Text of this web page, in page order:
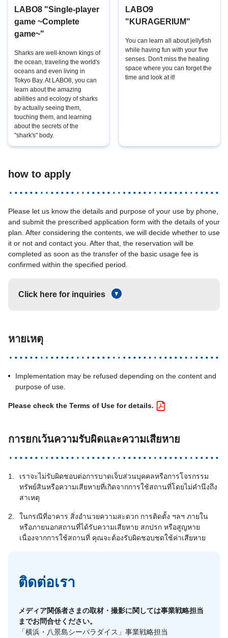
LABO8 "Single-player
game ~Complete
game~"
Sharks are well-known kings of
the ocean, traveling the world's
oceans and even living in
Tokyo Bay. At LABO8, you can
learn about the amazing
abilities and ecology of sharks
by actually seeing them,
touching them, and learning
about the secrets of the
"shark's" body.
LABO9
"KURAGERIUM"
You can learn all about jellyfish
while having fun with your five
senses. Don't miss the healing
space where you can forget the
time and look at it!
how to apply
Please let us know the details and purpose of your use by phone,
and submit the prescribed application form with the details of your
plan. After considering the contents, we will decide whether to use
it or not and contact you. After that, the reservation will be
completed as soon as the transfer of the basic usage fee is
confirmed within the specified period.
Click here for inquiries
หายเหตุ
Implementation may be refused depending on the content and
purpose of use.
Please check the Terms of Use for details.
การยกเว้นความรับผิดและความเสียหาย
1.
เราจะไม่รับผิดชอบต่อการบาดเจ็บส่วนบุคคลหรือการโจรกรรม
ทรัพย์สินหรือความเสียหายที่เกิดจากการใช้สถานที่โดยไม่คำนึงถึง
สาเหตุ
2.
ในกรณีที่อาคาร สิ่งอำนวยความสะดวก การติดตั้ง ฯลฯ ภายใน
หรือภายนอกสถานที่ได้รับความเสียหาย สกปรก หรือสูญหาย
เนื่องจากการใช้สถานที่ คุณจะต้องรับผิดชอบชดใช้ค่าเสียหาย
ติดต่อเรา
メディア関係者さまの取材・撮影に関しては事業戦略担当
までお問合せください。
「横浜・八景島シーパラダイス」事業戦略担当